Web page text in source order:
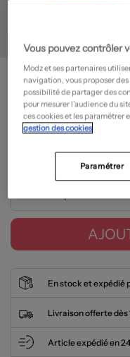
NAME IT
Pantacourt - Slim- Outlet
7,48€
Prix boutique : 14,95€
En stock et expédié
Livraison offerte dès
Article expédié en
Vous pouvez contrôler
Modz et ses partenaires
navigation, vous proposer
possibilité de partager des
pour mesurer l’audience du
ces cookies et les paramétrer
gestion des cookies
Paramétrer